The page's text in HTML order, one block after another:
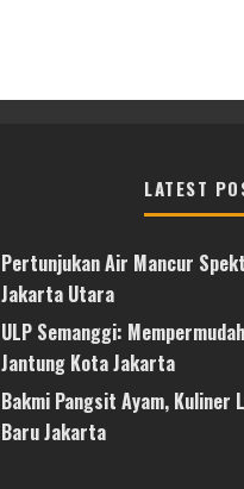
LATEST
Pertunjukan Air Mancur
Jakarta Utara
ULP Semanggi:
Jantung Kota Jakarta
Bakmi Pangsit Ayam, Kuliner
Baru Jakarta